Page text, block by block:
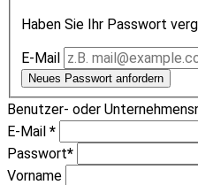
Haben Sie Ihr Passwort
E-Mail
Neues Passwort anfordern
Benutzer- oder
E-Mail *
Passwort*
Vorname